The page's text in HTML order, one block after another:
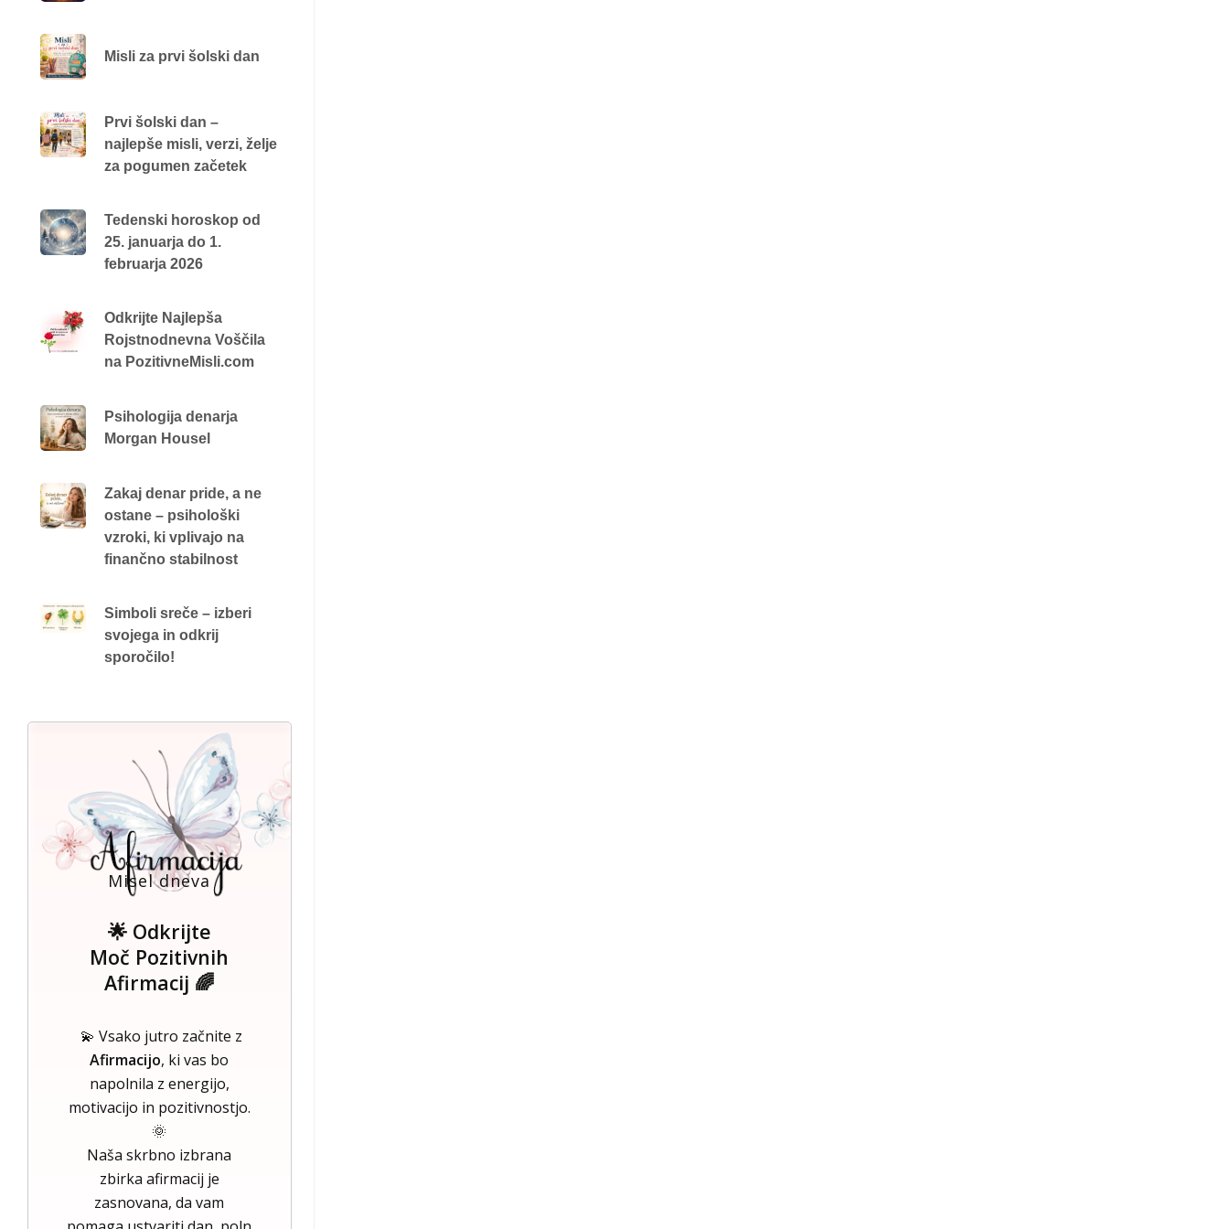
Misli za prvi šolski dan
Prvi šolski dan –
najlepše misli, verzi, želje
za pogumen začetek
Tedenski horoskop od
25. januarja do 1.
februarja 2026
Odkrijte Najlepša
Rojstnodnevna Voščila
na PozitivneMisli.com
Psihologija denarja
Morgan Housel
Zakaj denar pride, a ne
ostane – psihološki
vzroki, ki vplivajo na
finančno stabilnost
Simboli sreče – izberi
svojega in odkrij
sporočilo!
Misel dneva
🌟 Odkrijte
Moč Pozitivnih
Afirmacij 🌈
💫 Vsako jutro začnite z
Afirmacijo, ki vas bo
napolnila z energijo,
motivacijo in pozitivnostjo.
🌞
Naša skrbno izbrana
zbirka afirmacij je
zasnovana, da vam